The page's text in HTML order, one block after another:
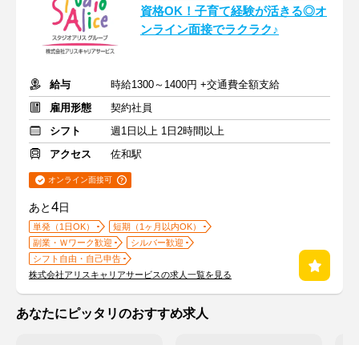
資格OK！子育て経験が活きる◎オ
ンライン面接でラクラク♪
給与
時給1300～1400円 +交通費全額支給
雇用形態
契約社員
シフト
週1日以上 1日2時間以上
アクセス
佐和駅
オンライン面接可
あと4日
単発（1日OK）
短期（1ヶ月以内OK）
副業・Ｗワーク歓迎
シルバー歓迎
シフト自由・自己申告
株式会社アリスキャリアサービスの求人一覧を見る
あなたにピッタリのおすすめ求人